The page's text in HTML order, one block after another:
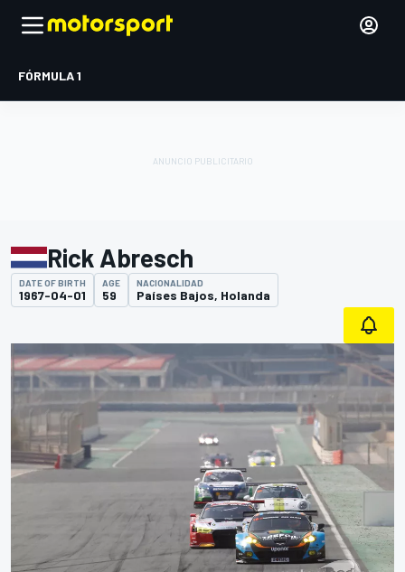
FÓRMULA 1
Rick Abresch
DATE OF BIRTH
1967-04-01
AGE
59
NACIONALIDAD
Países Bajos, Holanda